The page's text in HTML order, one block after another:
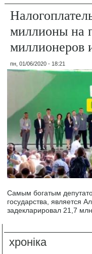
миллионы на
миллионеров
пн, 01/06/2020 - 18:21
Самым богатым
государства, является
задекларировал 21,7
хроніка